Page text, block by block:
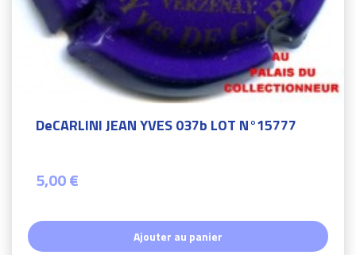
DeCARLINI JEAN YVES 037b LOT N°15777
5,00 €
Ajouter au panier